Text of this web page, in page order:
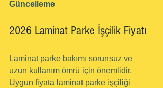
Güncelleme
2026 Laminat Parke İşçilik Fiyatı
Laminat parke bakımı sorunsuz ve
uzun kullanım ömrü için önemlidir.
Uygun fiyata laminat parke işçiliği